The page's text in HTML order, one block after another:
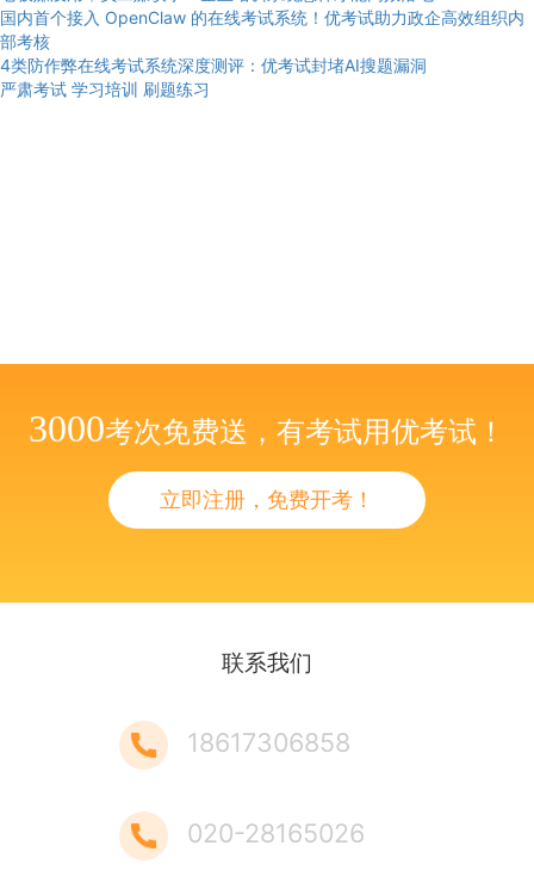
国内首个接入 OpenClaw 的在线考试系统！优考试助力政企高效组织内
部考核
4类防作弊在线考试系统深度测评：优考试封堵AI搜题漏洞
严肃考试 学习培训 刷题练习
3000考次免费送，有考试用优考试！
立即注册，免费开考！
联系我们
18617306858
020-28165026